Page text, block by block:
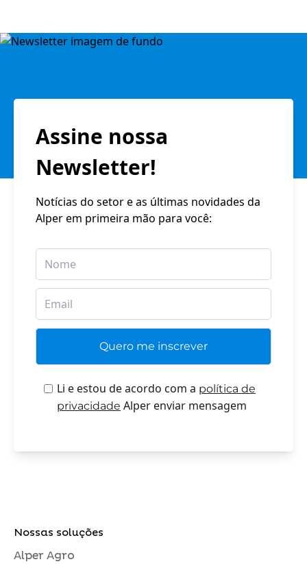
Assine nossa
Newsletter!
Notícias do setor e as últimas novidades da
Alper em primeira mão para você:
Li e estou de acordo com a política de
privacidade Alper enviar mensagem
Nossas soluções
Alper Agro